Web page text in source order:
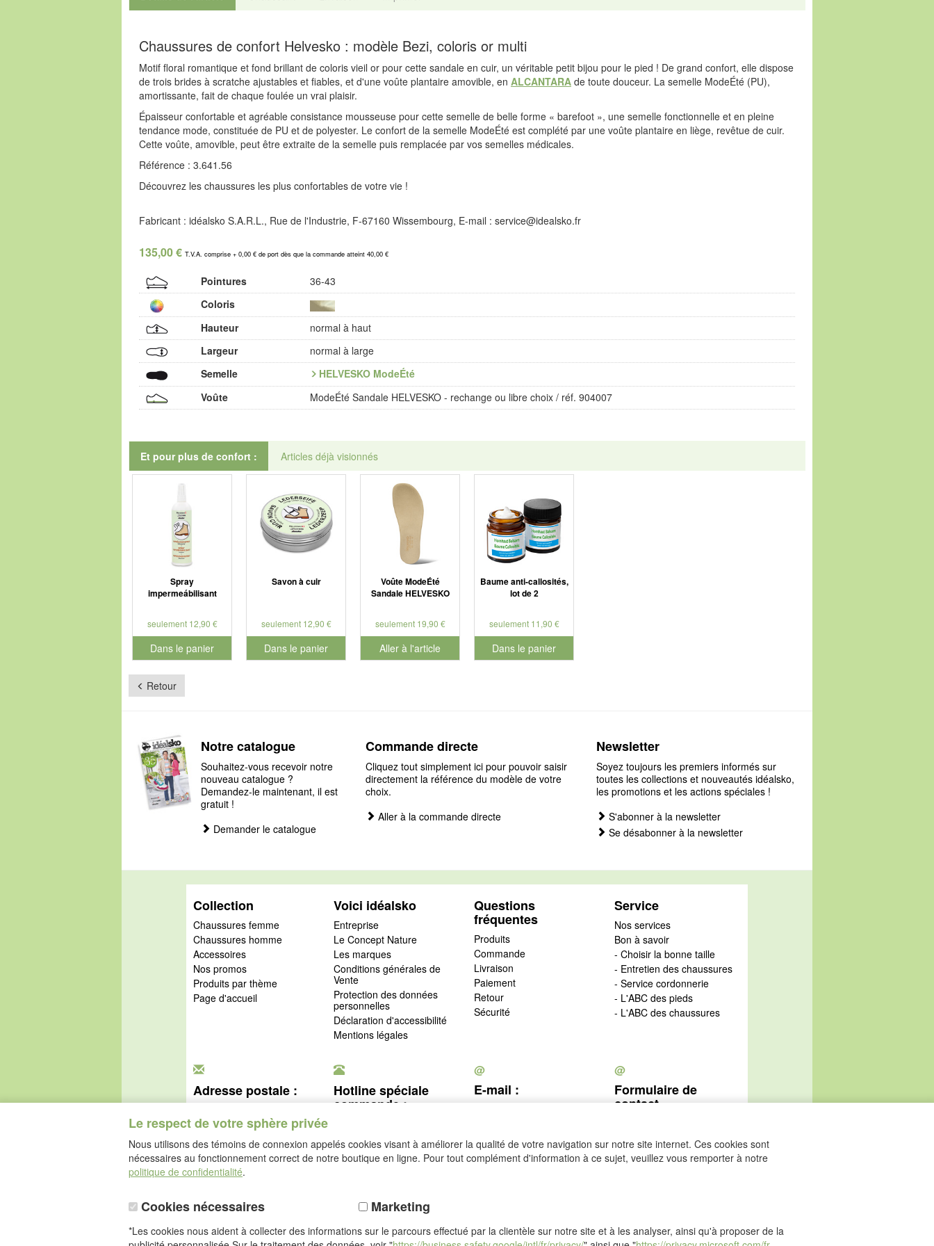
Chaussures de confort Helvesko : modèle Bezi, coloris or multi
Motif floral romantique et fond brillant de coloris vieil or pour cette sandale en cuir, un véritable petit bijou pour le pied ! De grand confort, elle dispose
de trois brides à scratche ajustables et fiables, et d'une voûte plantaire amovible, en ALCANTARA de toute douceur. La semelle ModeÉté (PU),
amortissante, fait de chaque foulée un vrai plaisir.
Épaisseur confortable et agréable consistance mousseuse pour cette semelle de belle forme « barefoot », une semelle fonctionnelle et en pleine
tendance mode, constituée de PU et de polyester. Le confort de la semelle ModeÉté est complété par une voûte plantaire en liège, revêtue de cuir.
Cette voûte, amovible, peut être extraite de la semelle puis remplacée par vos semelles médicales.
Référence : 3.641.56
Découvrez les chaussures les plus confortables de votre vie !
Fabricant : idéalsko S.A.R.L., Rue de l'Industrie, F-67160 Wissembourg, E-mail : service@idealsko.fr
135,00 € T.V.A. comprise + 0,00 € de port dès que la commande atteint 40,00 €
Pointures
36-43
Coloris
Hauteur
normal à haut
Largeur
normal à large
Semelle
HELVESKO ModeÉté
Voûte
ModeÉté Sandale HELVESKO - rechange ou libre choix / réf. 904007
Et pour plus de confort : Articles déjà visionnés
Spray
impermeábilisant
seulement 12,90 €
Dans le panier
pour le numéro de produit 901126
Savon à cuir
seulement 12,90 €
Dans le panier
pour le numéro de produit 901127
Voûte ModeÉté
Sandale HELVESKO
seulement 19,90 €
Aller à l'article
Baume anti-callosités,
lot de 2
seulement 11,90 €
Dans le panier
pour le numéro de produit 901730
Retour
Le respect de votre sphère privée
Nous utilisons des témoins de connexion appelés cookies visant à améliorer la qualité de votre navigation sur notre site internet. Ces cookies sont
nécessaires au fonctionnement correct de notre boutique en ligne. Pour tout complément d'information à ce sujet, veuillez vous remporter à notre
politique de confidentialité.
Cookies nécessaires Marketing
*Les cookies nous aident à collecter des informations sur le parcours effectué par la clientèle sur notre site et à les analyser, ainsi qu'à proposer de la
Notre catalogue
Souhaitez-vous recevoir notre
nouveau catalogue ?
Demandez-le maintenant, il est
gratuit !
Demander le catalogue
Commande directe
Cliquez tout simplement ici pour pouvoir saisir
directement la référence du modèle de votre
choix.
Aller à la commande directe
Newsletter
Soyez toujours les premiers informés sur
toutes les collections et nouveautés idéalsko,
les promotions et les actions spéciales !
S'abonner à la newsletter
Se désabonner à la newsletter
Collection
Chaussures femme
Chaussures homme
Accessoires
Nos promos
Produits par thème
Page d'accueil
Voici idéalsko
Entreprise
Le Concept Nature
Les marques
Conditions générales de
Vente
Protection des données
personnelles
Déclaration d'accessibilité
Mentions légales
Questions
fréquentes
Produits
Commande
Livraison
Paiement
Retour
Sécurité
Service
Nos services
Bon à savoir
- Choisir la bonne taille
- Entretien des chaussures
- Service cordonnerie
- L'ABC des pieds
- L'ABC des chaussures
Adresse postale :
Rue de l'Industrie
67160 Wissembourg
Hotline spéciale
commande :
Se rétracter
@
E-mail :
@
Formulaire de
contact